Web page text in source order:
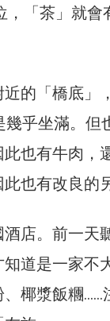
「茶」就會
的「橋底」
乎坐滿。但
也有牛肉，
也有改良的
店。前一天
道是一家不
椰漿飯糰……